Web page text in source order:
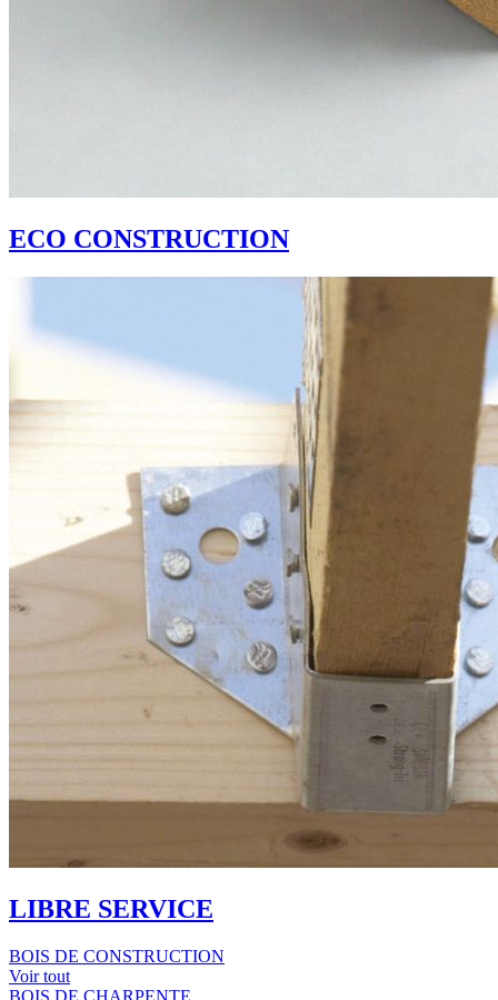
ECO CONSTRUCTION
LIBRE SERVICE
BOIS DE CONSTRUCTION
Voir tout
BOIS DE CHARPENTE